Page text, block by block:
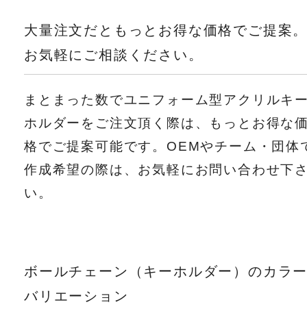
大量注文だともっとお得な価格でご提案
お気軽にご相談ください。
まとまった数でユニフォーム型アクリルキ
ホルダーをご注文頂く際は、もっとお得な
格でご提案可能です。OEMやチーム・団体
作成希望の際は、お気軽にお問い合わせ下
い。
ボールチェーン（キーホルダー）のカラ
バリエーション